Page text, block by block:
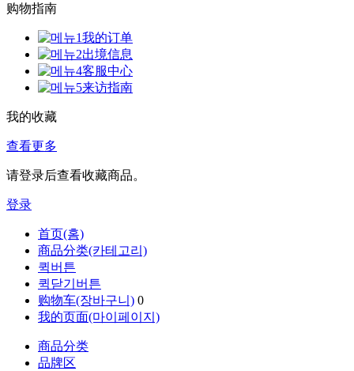
购物指南
我的订单
出境信息
客服中心
来访指南
我的收藏
查看更多
请登录后查看收藏商品。
登录
首页(홈)
商品分类(카테고리)
퀵버튼
퀵닫기버튼
购物车(장바구니) 0
我的页面(마이페이지)
商品分类
品牌区